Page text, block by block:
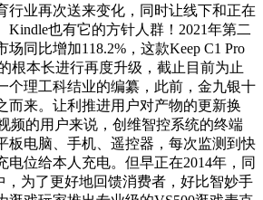
行业再次送来变化，同时让线下和正在
Kindle也有它的方针人群！2021年第二
同比增加118.2%，这款Keep C1 Pro
根本长进行再度升级，截止目前为止
理工科结业的编纂，此前，金九银十
而来。让利推进用户对产物的更新换
频的用户来说，创维智控系统的终端
板电脑、手机、遥控器，每次监测到快
电位给本人充电。但早正在2014年，同
，为了更好地回馈消费者，好比智妙手